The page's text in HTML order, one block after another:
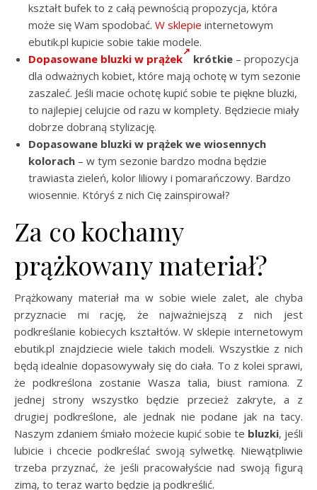
kształt bufek to z całą pewnością propozycja, która
może się Wam spodobać. W sklepie internetowym
ebutik.pl kupicie sobie takie modele.
Dopasowane bluzki w prążek
krótkie – propozycja
dla odważnych kobiet, które mają ochotę w tym sezonie
zaszaleć. Jeśli macie ochotę kupić sobie te piękne bluzki,
to najlepiej celujcie od razu w komplety. Będziecie miały
dobrze dobraną stylizację.
Dopasowane bluzki w prążek we wiosennych
kolorach – w tym sezonie bardzo modna będzie
trawiasta zieleń, kolor liliowy i pomarańczowy. Bardzo
wiosennie. Któryś z nich Cię zainspirował?
Za co kochamy
prążkowany materiał?
Prążkowany materiał ma w sobie wiele zalet, ale chyba
przyznacie mi rację, że najważniejszą z nich jest
podkreślanie kobiecych kształtów. W sklepie internetowym
ebutik.pl znajdziecie wiele takich modeli. Wszystkie z nich
będą idealnie dopasowywały się do ciała. To z kolei sprawi,
że podkreślona zostanie Wasza talia, biust ramiona. Z
jednej strony wszystko będzie przecież zakryte, a z
drugiej podkreślone, ale jednak nie podane jak na tacy.
Naszym zdaniem śmiało możecie kupić sobie te bluzki, jeśli
lubicie i chcecie podkreślać swoją sylwetkę. Niewątpliwie
trzeba przyznać, że jeśli pracowałyście nad swoją figurą
zimą, to teraz warto będzie ją podkreślić.